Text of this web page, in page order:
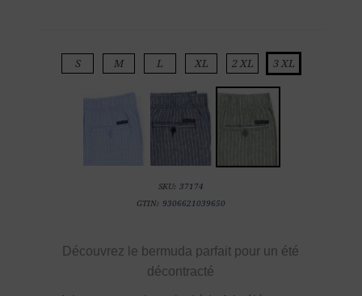
S M L XL 2 XL 3 XL
SKU: 37174
GTIN: 9306621039650
Découvrez le bermuda parfait pour un été
décontracté